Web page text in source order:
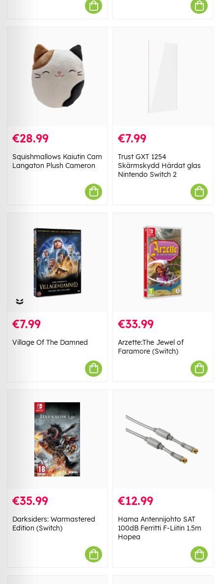
€28.99
Squishmallows Kaiutin Cam
Langaton Plush Cameron
€7.99
Trust GXT 1254
Skärmskydd Härdat glas
Nintendo Switch 2
€7.99
Village Of The Damned
€33.99
Arzette:The Jewel of
Faramore (Switch)
€35.99
Darksiders: Warmastered
Edition (Switch)
€12.99
Hama Antennijohto SAT
100dB Ferritti F-Liitin 1.5m
Hopea